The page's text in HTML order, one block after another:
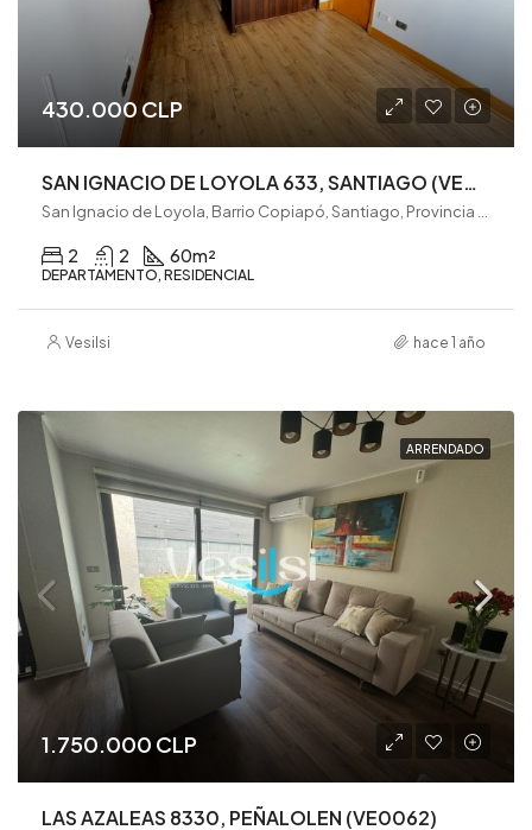
430.000 CLP
SAN IGNACIO DE LOYOLA 633, SANTIAGO (VE0106)
2 2 60m²
DEPARTAMENTO, RESIDENCIAL
Vesilsi hace 1 año
ARRENDADO
1.750.000 CLP
LAS AZALEAS 8330, PEÑALOLEN (VE0062)